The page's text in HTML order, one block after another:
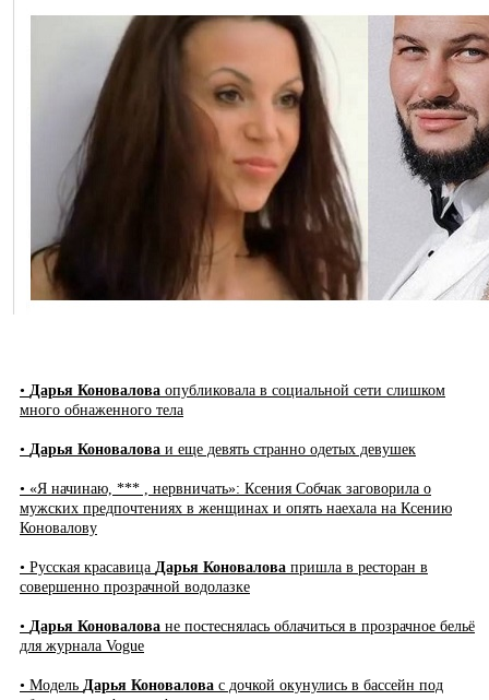
• Дарья Коновалова опубликовала в социальной сети слишком
много обнаженного тела
• Дарья Коновалова и еще девять странно одетых девушек
• «Я начинаю, *** , нервничать»: Ксения Собчак заговорила о
мужских предпочтениях в женщинах и опять наехала на Ксению
Коновалову
• Русская красавица Дарья Коновалова пришла в ресторан в
совершенно прозрачной водолазке
• Дарья Коновалова не постеснялась облачиться в прозрачное бельё
для журнала Vogue
• Модель Дарья Коновалова с дочкой окунулись в бассейн под